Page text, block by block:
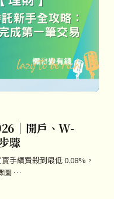
｜開戶、W-
驟
手續費殺到最低 0.08%，
圖 …